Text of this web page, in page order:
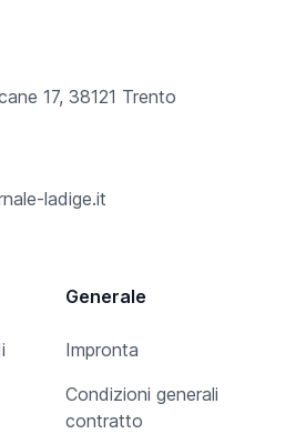
17, 38121 Trento
ladige.it
Generale
Impronta
Condizioni generali
contratto